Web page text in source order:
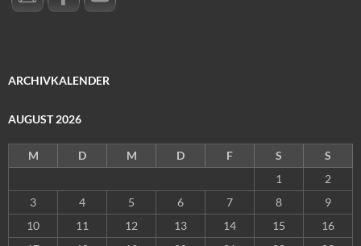
ARCHIVKALENDER
AUGUST 2026
M D M D F S
S
1
2
3
4 5 6 7 8
9
10
11 12 13 14 15
16